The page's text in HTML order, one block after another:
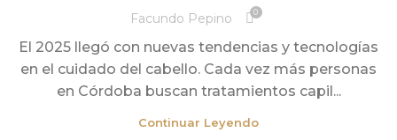
Facundo Pepino 0
El 2025 llegó con nuevas tendencias y tecnologías
en el cuidado del cabello. Cada vez más personas
en Córdoba buscan tratamientos capil...
Continuar Leyendo